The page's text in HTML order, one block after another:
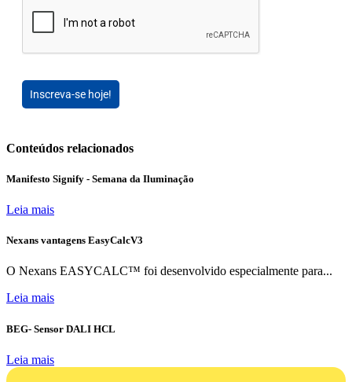
Inscreva-se hoje!
Conteúdos relacionados
Manifesto Signify - Semana da Iluminação
Leia mais
Nexans vantagens EasyCalcV3
O Nexans EASYCALC™ foi desenvolvido especialmente para...
Leia mais
BEG- Sensor DALI HCL
Leia mais